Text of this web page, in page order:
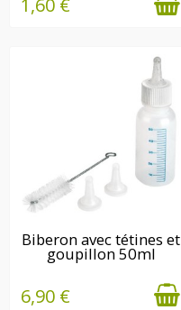
1,60 €
EN STOCK
Biberon avec tétines et
goupillon 50ml
6,90 €